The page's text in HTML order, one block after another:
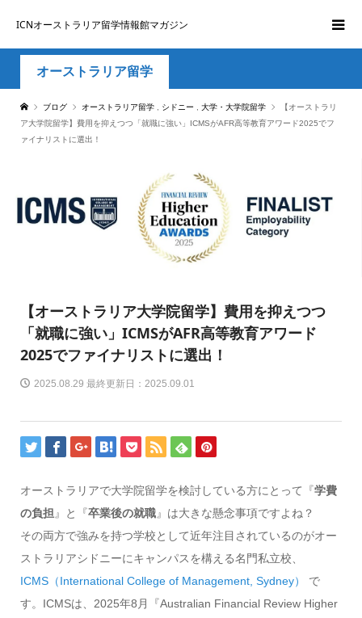
ICNオーストラリア留学情報館マガジン
オーストラリア留学
ブログ オーストラリア留学 シドニー 大学・大学院留学
【オーストラリ
ア大学院留学】費用を抑えつつ「就職に強い」ICMSがAFR高等教育アワード2025でフ
ァイナリストに選出！
【オーストラリア大学院留学】費用を抑えつつ
「就職に強い」ICMSがAFR高等教育アワード
2025でファイナリストに選出！
2025.08.29 最終更新日：2025.09.01
オーストラリアで大学院留学を検討している方にとって『学費
の負担』と『卒業後の就職』は大きな懸念事項ですよね？
その両方で強みを持つ学校として近年注目されているのがオー
ストラリアシドニーにキャンパスを構える名門私立校、
ICMS（International College of Management, Sydney）
で
す。ICMSは、2025年8月『Australian Financial Review Higher